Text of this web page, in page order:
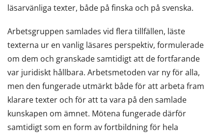
läsarvänliga texter, både på finska och på svenska.
Arbetsgruppen samlades vid flera tillfällen, läste
texterna ur en vanlig läsares perspektiv, formulerade
om dem och granskade samtidigt att de fortfarande
var juridiskt hållbara. Arbetsmetoden var ny för alla,
men den fungerade utmärkt både för att arbeta fram
klarare texter och för att ta vara på den samlade
kunskapen om ämnet. Mötena fungerade därför
samtidigt som en form av fortbildning för hela